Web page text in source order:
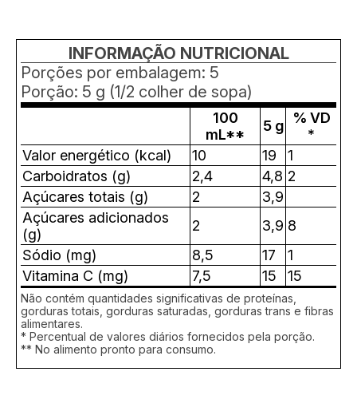
INFORMAÇÃO NUTRICIONAL
Porções por embalagem: 5
Porção: 5 g (1/2 colher de sopa)
100
mL**
5 g
% VD
*
Valor energético (kcal)
10 19
1
Carboidratos (g)
2,4 4,8 2
Açúcares totais (g)
2
3,9
Açúcares adicionados
(g)
2 3,9 8
Sódio (mg)
8,5 17
1
Vitamina C (mg)
7,5 15 15
Não contém quantidades significativas de proteínas,
gorduras totais, gorduras saturadas, gorduras trans e fibras
alimentares.
* Percentual de valores diários fornecidos pela porção.
** No alimento pronto para consumo.